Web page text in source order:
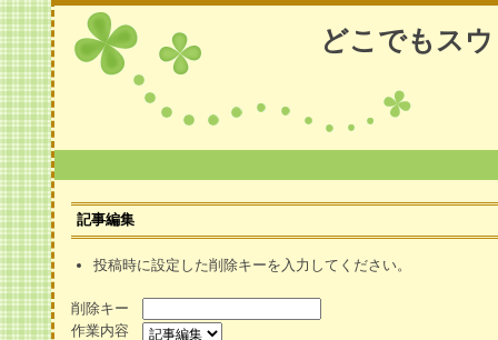
どこでもス
記事編集
投稿時に設定した削除キーを入力してください。
削除キー
作業内容